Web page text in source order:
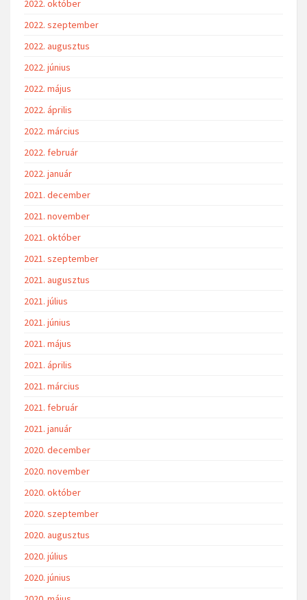
2022. október
2022. szeptember
2022. augusztus
2022. június
2022. május
2022. április
2022. március
2022. február
2022. január
2021. december
2021. november
2021. október
2021. szeptember
2021. augusztus
2021. július
2021. június
2021. május
2021. április
2021. március
2021. február
2021. január
2020. december
2020. november
2020. október
2020. szeptember
2020. augusztus
2020. július
2020. június